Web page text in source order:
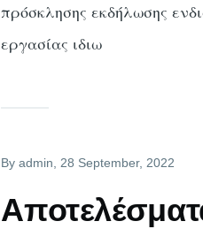
πρόσκλησης εκδήλωσης
εργασίας ιδιω
Byadmin , 28 September, 2022